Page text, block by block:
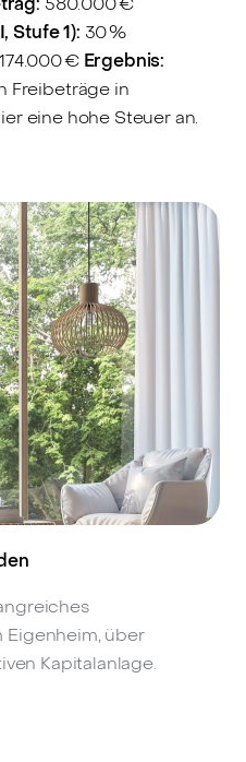
Stufe 1): 30 %
174.000 € Ergebnis:
Freibeträge in
eine hohe Steuer an.
über
Kapitalanlage.